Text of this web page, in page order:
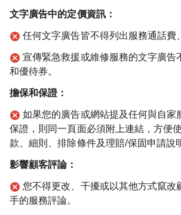
文字廣告中的定價資訊：
任何文字廣告皆不得列出服務通話費
宣傳緊急救援或維修服務的文字廣告
和優待券。
擔保和保證：
如果您的廣告或網站提及任何與自家
保證，則同一頁面必須附上連結，方便
款、細則、排除條件及理賠/保固申請說
影響顧客評論：
您不得更改、干擾或以其他方式竄改
手的服務評論。